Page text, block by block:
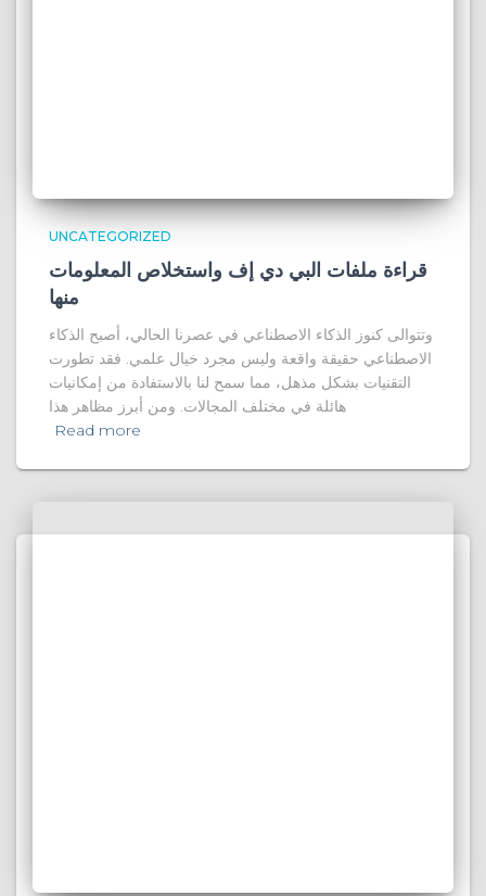
UNCATEGORIZED
قراءة ملفات البي دي إف واستخلاص المعلومات
منها
وتتوالى كنوز الذكاء الاصطناعي في عصرنا الحالي، أصبح الذكاء
الاصطناعي حقيقة واقعة وليس مجرد خيال علمي. فقد تطورت
التقنيات بشكل مذهل، مما سمح لنا بالاستفادة من إمكانيات
هائلة في مختلف المجالات. ومن أبرز مظاهر هذا
Read more